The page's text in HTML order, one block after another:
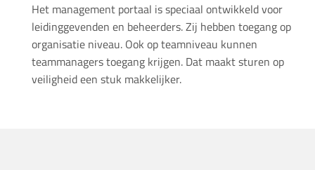
Het management portaal is speciaal ontwikkeld voor
leidinggevenden en beheerders. Zij hebben toegang op
organisatie niveau. Ook op teamniveau kunnen
teammanagers toegang krijgen. Dat maakt sturen op
veiligheid een stuk makkelijker.